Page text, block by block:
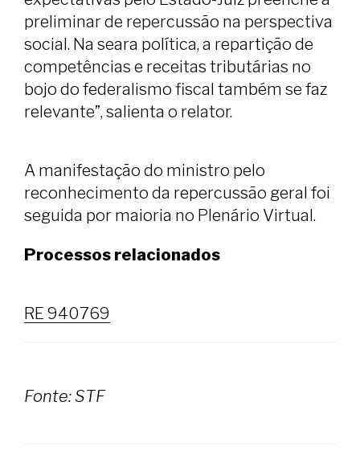
preliminar de repercussão na perspectiva
social. Na seara política, a repartição de
competências e receitas tributárias no
bojo do federalismo fiscal também se faz
relevante”, salienta o relator.
A manifestação do ministro pelo
reconhecimento da repercussão geral foi
seguida por maioria no Plenário Virtual.
Processos relacionados
RE 940769
Fonte: STF